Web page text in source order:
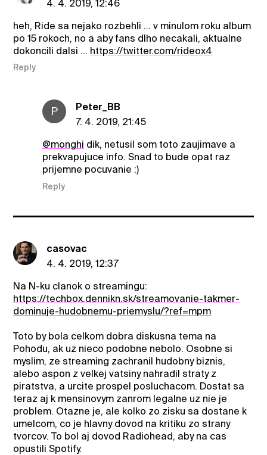
4. 4. 2019, 12:46
heh, Ride sa nejako rozbehli ... v minulom roku album
po 15 rokoch, no a aby fans dlho necakali, aktualne
dokoncili dalsi ... https://twitter.com/rideox4
Reply
P
Peter_BB
7. 4. 2019, 21:45
@monghi dik, netusil som toto zaujimave a
prekvapujuce info. Snad to bude opat raz
prijemne pocuvanie :)
Reply
casovac
4. 4. 2019, 12:37
Na N-ku clanok o streamingu:
https://techbox.dennikn.sk/streamovanie-takmer-
dominuje-hudobnemu-priemyslu/?ref=mpm
Toto by bola celkom dobra diskusna tema na
Pohodu, ak uz nieco podobne nebolo. Osobne si
myslim, ze streaming zachranil hudobny biznis,
alebo aspon z velkej vatsiny nahradil straty z
piratstva, a urcite prospel posluchacom. Dostat sa
teraz aj k mensinovym zanrom legalne uz nie je
problem. Otazne je, ale kolko zo zisku sa dostane k
umelcom, co je hlavny dovod na kritiku zo strany
tvorcov. To bol aj dovod Radiohead, aby na cas
opustili Spotify.